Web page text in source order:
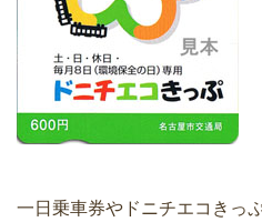
一日乗車券やドニチエコきっ